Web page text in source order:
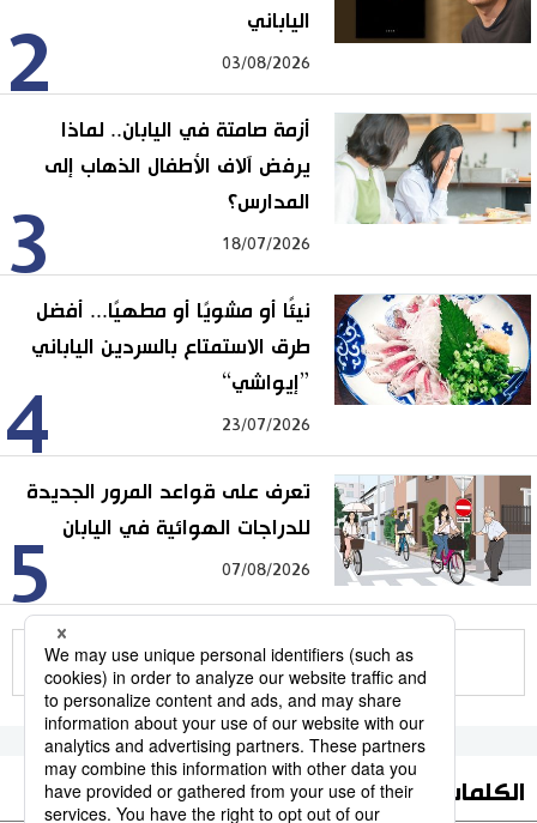
2
الياباني
03/08/2026
3
أزمة صامتة في اليابان.. لماذا
يرفض آلاف الأطفال الذهاب إلى
المدارس؟
18/07/2026
4
نيئًا أو مشويًا أو مطهيًا... أفضل
طرق الاستمتاع بالسردين الياباني
”إيواشي“
23/07/2026
5
تعرف على قواعد المرور الجديدة
للدراجات الهوائية في اليابان
07/08/2026
للمزيد
الكلمات الأكثر بحثا